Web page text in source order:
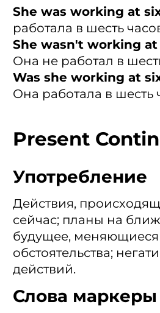
She was working at
работала в шесть
She wasn't working
Онa не работал в
Was she working at
Она работала в шесть
Present
Употребление
Действия,
сейчас; планы на
будущее, меняющиеся
обстоятельства;
действий.
Слова маркеры